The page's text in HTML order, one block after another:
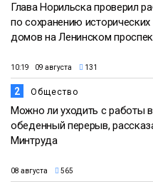
Глава Норильска проверил
по сохранению исторических
домов на Ленинском
10:19 09 августа 131
2 Общество
Можно ли уходить с работы в
обеденный перерыв,
Минтруда
08 августа 565